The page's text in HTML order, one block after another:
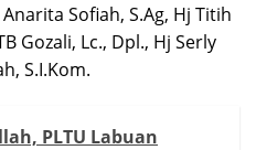
Sofiah, S.Ag, Hj Titih
Gozali, Lc., Dpl., Hj Serly
S.I.Kom.
PLTU Labuan